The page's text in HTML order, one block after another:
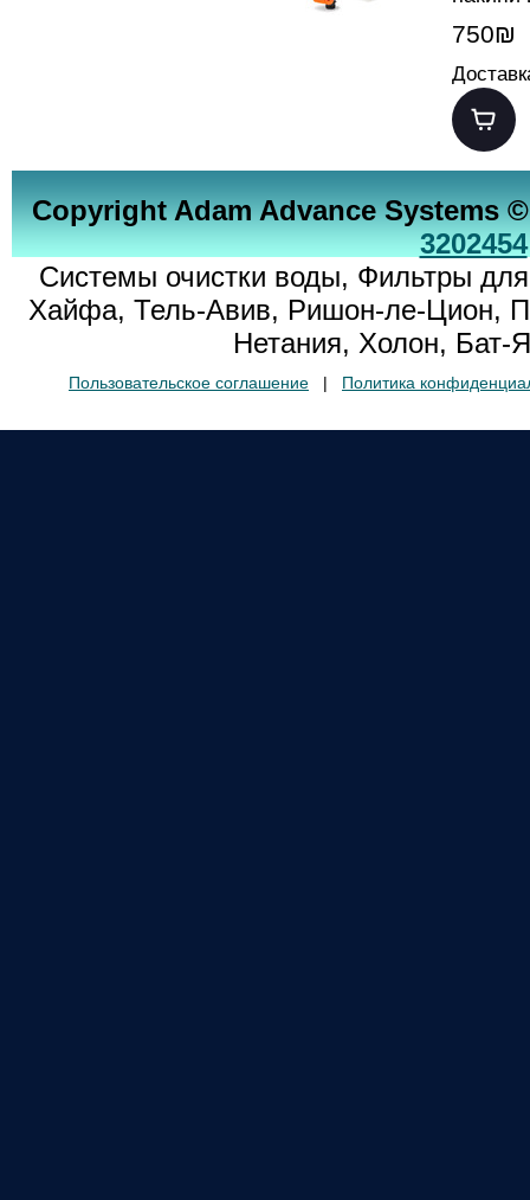
750₪
Copyright Adam Advance Systems
3202454
Системы очистки воды, Фильтры
Хайфа, Тель-Авив, Ришон-ле-Цион,
Нетания, Холон,
Пользовательское соглашение | Политика